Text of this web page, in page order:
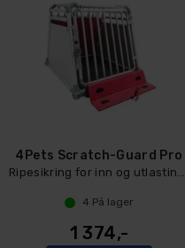
4Pets Scratch-Guard Pro
Ripesikring for inn og utlasting av hund
4 På lager
1 374,-